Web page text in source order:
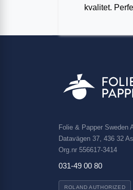
kvalitet.
Folie & Papper Sweden
Datavägen 37, 436 32
Org.nr 556617-3414
031-49 00 80
ROLAND AUTHORIZED